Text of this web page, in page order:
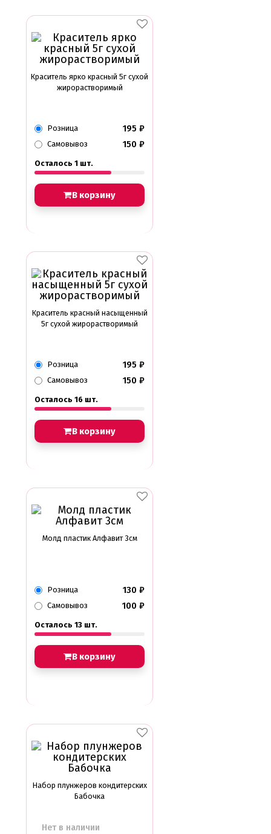
Краситель ярко красный 5г сухой
жирорастворимый
Розница 195 ₽
Самовывоз 150 ₽
Осталось 1 шт.
В корзину
Краситель красный насыщенный
5г сухой жирорастворимый
Розница 195 ₽
Самовывоз 150 ₽
Осталось 16 шт.
В корзину
Молд пластик Алфавит 3см
Розница 130 ₽
Самовывоз 100 ₽
Осталось 13 шт.
В корзину
Набор плунжеров кондитерских
Бабочка
Нет в наличии